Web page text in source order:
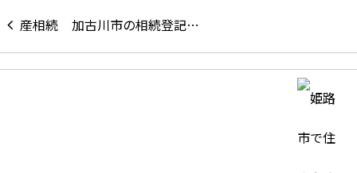
加古川市の相続登記…